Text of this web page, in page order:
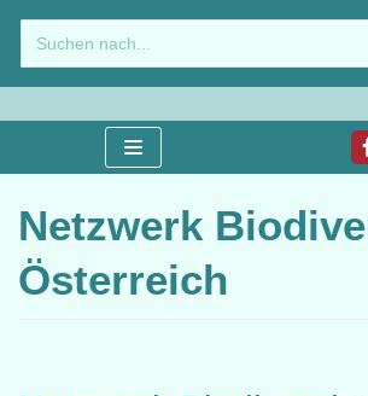
Zum
Inhalt
springen
Netzwerk
Österreich